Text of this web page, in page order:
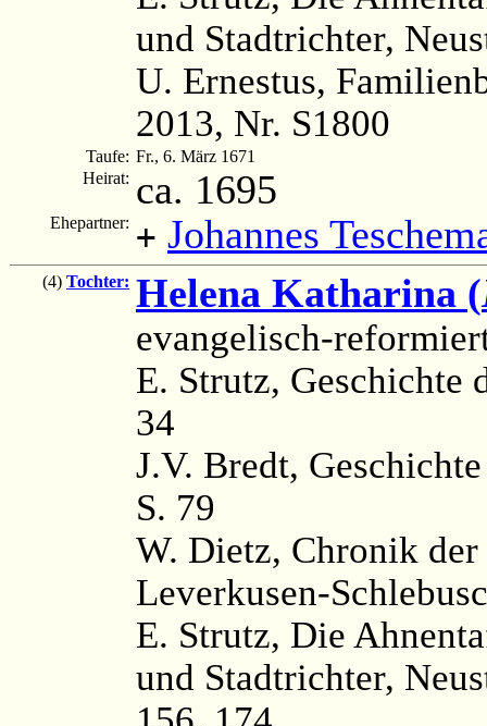
und Stadtrichter,
U. Ernestus,
2013, Nr. S1800
Taufe: Fr., 6. März 1671
Heirat: ca. 1695
Ehepartner: + Johannes
(4) Tochter: Helena Katharina (
evangelisch-
E. Strutz,
34
J.V. Bredt,
S. 79
W. Dietz, Chronik
Leverkusen-
E. Strutz, Die
und Stadtrichter,